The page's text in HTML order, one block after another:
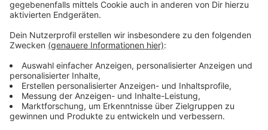
derGematik herausfinden, der nationalen Agentur für
Gut zu wissen: Die einzelnen ePA-Apps stellen
unterschiedliche Anforderungen an das
Betriebssystem des Smartphones. Ein Beispiel:
Während der einen ePA-App auf dem iPhone iOS 15
ausreicht, braucht die andere iOS 17. Auf Android
laufen die Anwendungen in aller Regel ab Version 10.